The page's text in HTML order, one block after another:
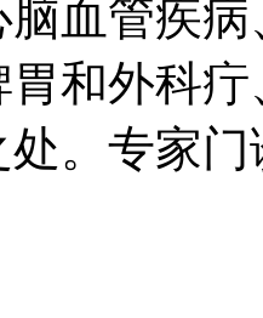
血管疾
和外科
。专家